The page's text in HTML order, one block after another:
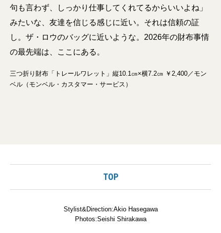
句も言わず、しっかり仕事してくれてるからいいよね」
みたいな、友達を信じる感じに近い。それは信頼の証
し。ザ・ロウのバッグに近いような。2026年の財布事情
の最先端は、ここにある。
三つ折り財布「トレールワレット」縦10.1㎝×横7.2㎝ ￥2,400／モン
ベル（モンベル・カスタマー・サービス）
TOP
Stylist&Direction:Akio Hasegawa
Photos:Seishi Shirakawa